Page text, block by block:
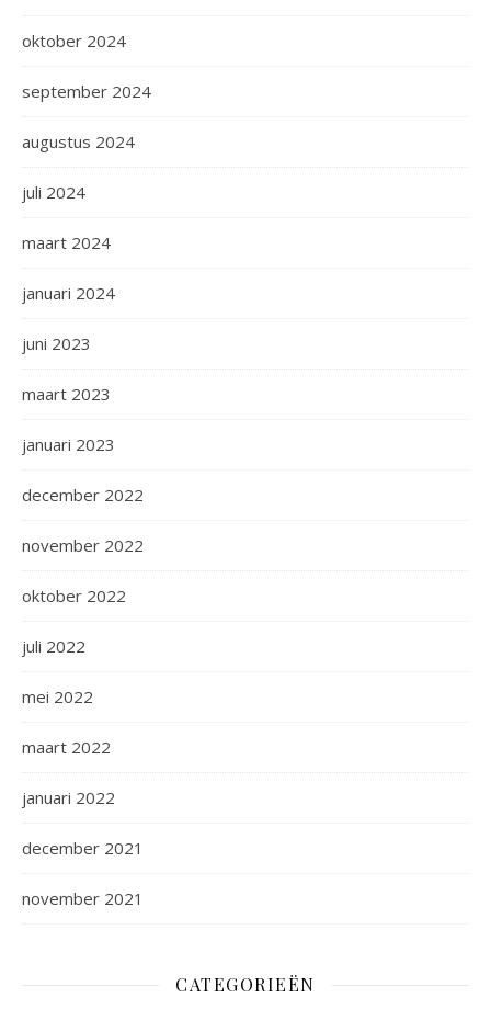
oktober 2024
september 2024
augustus 2024
juli 2024
maart 2024
januari 2024
juni 2023
maart 2023
januari 2023
december 2022
november 2022
oktober 2022
juli 2022
mei 2022
maart 2022
januari 2022
december 2021
november 2021
CATEGORIEËN